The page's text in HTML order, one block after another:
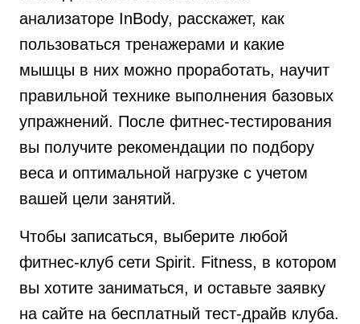
анализаторе InBody, расскажет, как
пользоваться тренажерами и какие
мышцы в них можно проработать, научит
правильной технике выполнения базовых
упражнений. После фитнес-тестирования
вы получите рекомендации по подбору
веса и оптимальной нагрузке с учетом
вашей цели занятий.
Чтобы записаться, выберите любой
фитнес-клуб сети Spirit. Fitness, в котором
вы хотите заниматься, и оставьте заявку
на сайте на бесплатный тест-драйв клуба.